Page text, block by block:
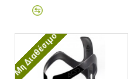
Μη Διαθέσιμο